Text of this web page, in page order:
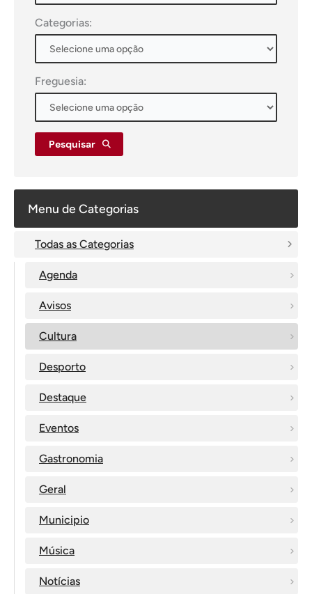
Categorias:
Freguesia:
Pesquisar
Menu de Categorias
Todas as Categorias
Agenda
Avisos
Cultura
Desporto
Destaque
Eventos
Gastronomia
Geral
Municipio
Música
Notícias